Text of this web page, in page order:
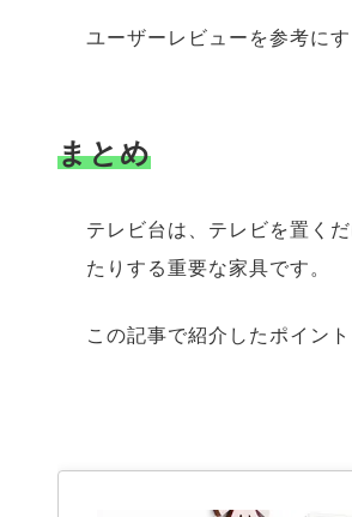
ユーザーレビューを参考に
まとめ
テレビ台は、テレビを置く
たりする重要な家具です。
この記事で紹介したポイン